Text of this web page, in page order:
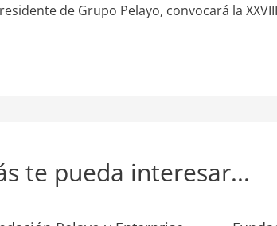
de Grupo Pelayo, convocará la
te pueda interesar...